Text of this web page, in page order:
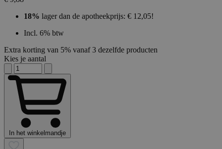
18% lager dan de apotheekprijs: € 12,05!
Incl. 6% btw
Extra korting van 5% vanaf 3 dezelfde producten
Kies je aantal
In het winkelmandje